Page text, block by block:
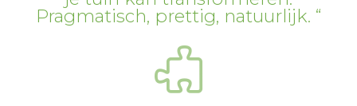
Pragmatisch, prettig, natuurlijk. “